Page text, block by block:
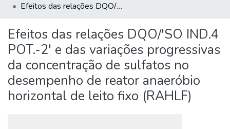
All of DSpace
Statistics
Efeitos das relações DQO/'SO IND.4 POT.-2' e das variações progressivas da concentração de sulfatos no desempenho de reator anaeróbio horizontal de leito fixo (RAHLF)
Efeitos das relações DQO/'SO IND.4
POT.-2' e das variações progressivas
da concentração de sulfatos no
desempenho de reator anaeróbio
horizontal de leito fixo (RAHLF)